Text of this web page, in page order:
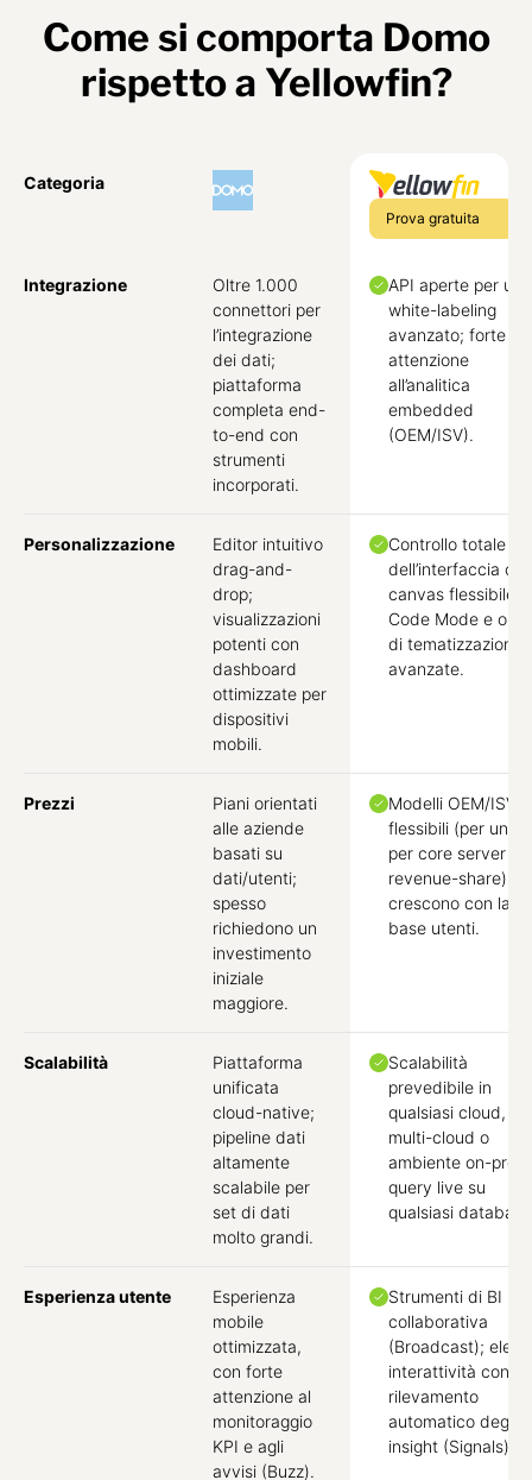
Come si comporta Domo
rispetto a Yellowfin?
Categoria
Prova gratuita
Integrazione
Oltre 1.000
connettori per
l’integrazione
dei dati;
piattaforma
completa end-
to-end con
strumenti
incorporati.
API aperte per un
white-labeling
avanzato; forte
attenzione
all’analitica
embedded
(OEM/ISV).
Personalizzazione
Editor intuitivo
drag-and-
drop;
visualizzazioni
potenti con
dashboard
ottimizzate per
dispositivi
mobili.
Controllo totale
dell’interfaccia con
canvas flessibile,
Code Mode e
di tematizzazione
avanzate.
Prezzi
Piani orientati
alle aziende
basati su
dati/utenti;
spesso
richiedono un
investimento
iniziale
maggiore.
Modelli OEM/ISV
flessibili (per unità,
per core server o
revenue-share)
crescono con la
base utenti.
Scalabilità
Piattaforma
unificata
cloud-native;
pipeline dati
altamente
scalabile per
set di dati
molto grandi.
Scalabilità
prevedibile in
qualsiasi cloud,
multi-cloud o
ambiente on-
query live su
qualsiasi
Esperienza utente
Esperienza
mobile
ottimizzata,
con forte
attenzione al
monitoraggio
KPI e agli
avvisi (Buzz).
Strumenti di BI
collaborativa
(Broadcast);
interattività con
rilevamento
automatico degli
insight (Signals).